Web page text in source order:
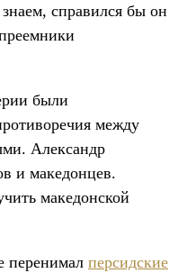
справился бы он
были
между
Александр
и македонцев.
македонской
перенимал персидские